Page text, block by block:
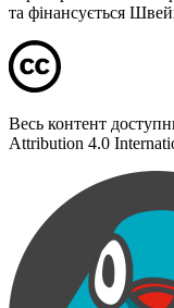
та фінансується
Весь контент
Attribution 4.0